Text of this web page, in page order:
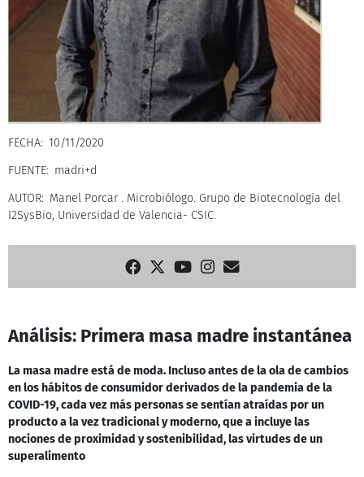
FECHA
10/11/2020
FUENTE
madri+d
AUTOR
Manel Porcar . Microbiólogo. Grupo de Biotecnología del
I2SysBio, Universidad de Valencia- CSIC.
Análisis: Primera masa madre instantánea
La masa madre está de moda. Incluso antes de la ola de cambios
en los hábitos de consumidor derivados de la pandemia de la
COVID-19, cada vez más personas se sentían atraídas por un
producto a la vez tradicional y moderno, que a incluye las
nociones de proximidad y sostenibilidad, las virtudes de un
superalimento